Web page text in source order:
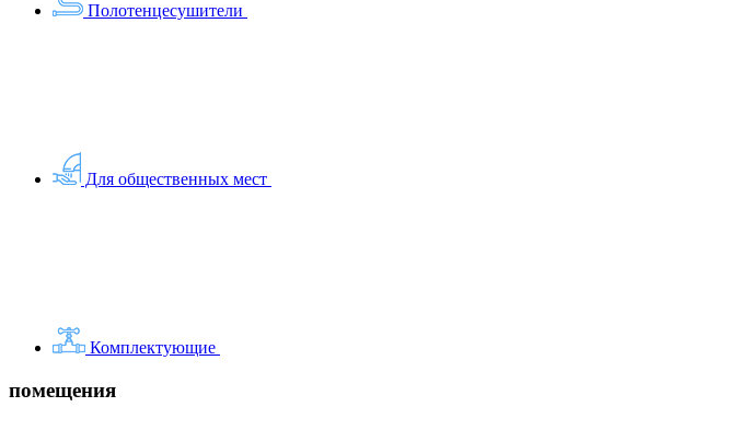
Полотенцесушители
Для общественных мест
Комплектующие
помещения